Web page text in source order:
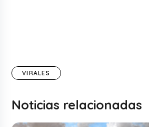
VIRALES
Noticias relacionadas